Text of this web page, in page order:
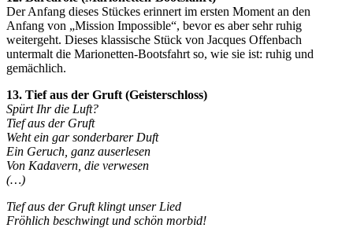
Der Anfang dieses Stückes erinnert im ersten Moment an den
Anfang von „Mission Impossible“, bevor es aber sehr ruhig
weitergeht. Dieses klassische Stück von Jacques Offenbach
untermalt die Marionetten-Bootsfahrt so, wie sie ist: ruhig und
gemächlich.
13. Tief aus der Gruft (Geisterschloss)
Spürt Ihr die Luft?
Tief aus der Gruft
Weht ein gar sonderbarer Duft
Ein Geruch, ganz auserlesen
Von Kadavern, die verwesen
(…)
Tief aus der Gruft klingt unser Lied
Fröhlich beschwingt und schön morbid!